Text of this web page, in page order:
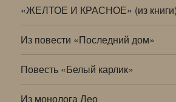
«ЖЕЛТОЕ И КРАСНОЕ» (из книги)
Из повести «Последний дом»
Повесть «Белый карлик»
Из монолога Лео